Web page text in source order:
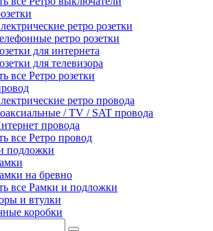
ретро розетки
ретро розетки
для интернета
для телевизора
все Ретро розетки
ретро провода
/ TV / SAT провода
провода
все Ретро провод
подложки
на бревно
все Рамки и подложки
и втулки
коробки